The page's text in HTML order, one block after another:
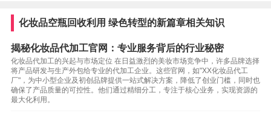
化妆品空瓶回收利用 绿色转型的新篇章相关知识
揭秘化妆品代加工官网：专业服务背后的行业秘密
化妆品代加工的兴起与市场定位 在日益激烈的美妆市场竞争中，许多品牌选择
将产品研发与生产外包给专业的代加工企业。这些官网，如"XX化妆品代工
厂"，为中小型企业及初创品牌提供一站式解决方案，降低了创业门槛，同时也
确保了产品质量的可控性。他们通过精细分工，专注于核心业务，实现资源的
最大化利用。